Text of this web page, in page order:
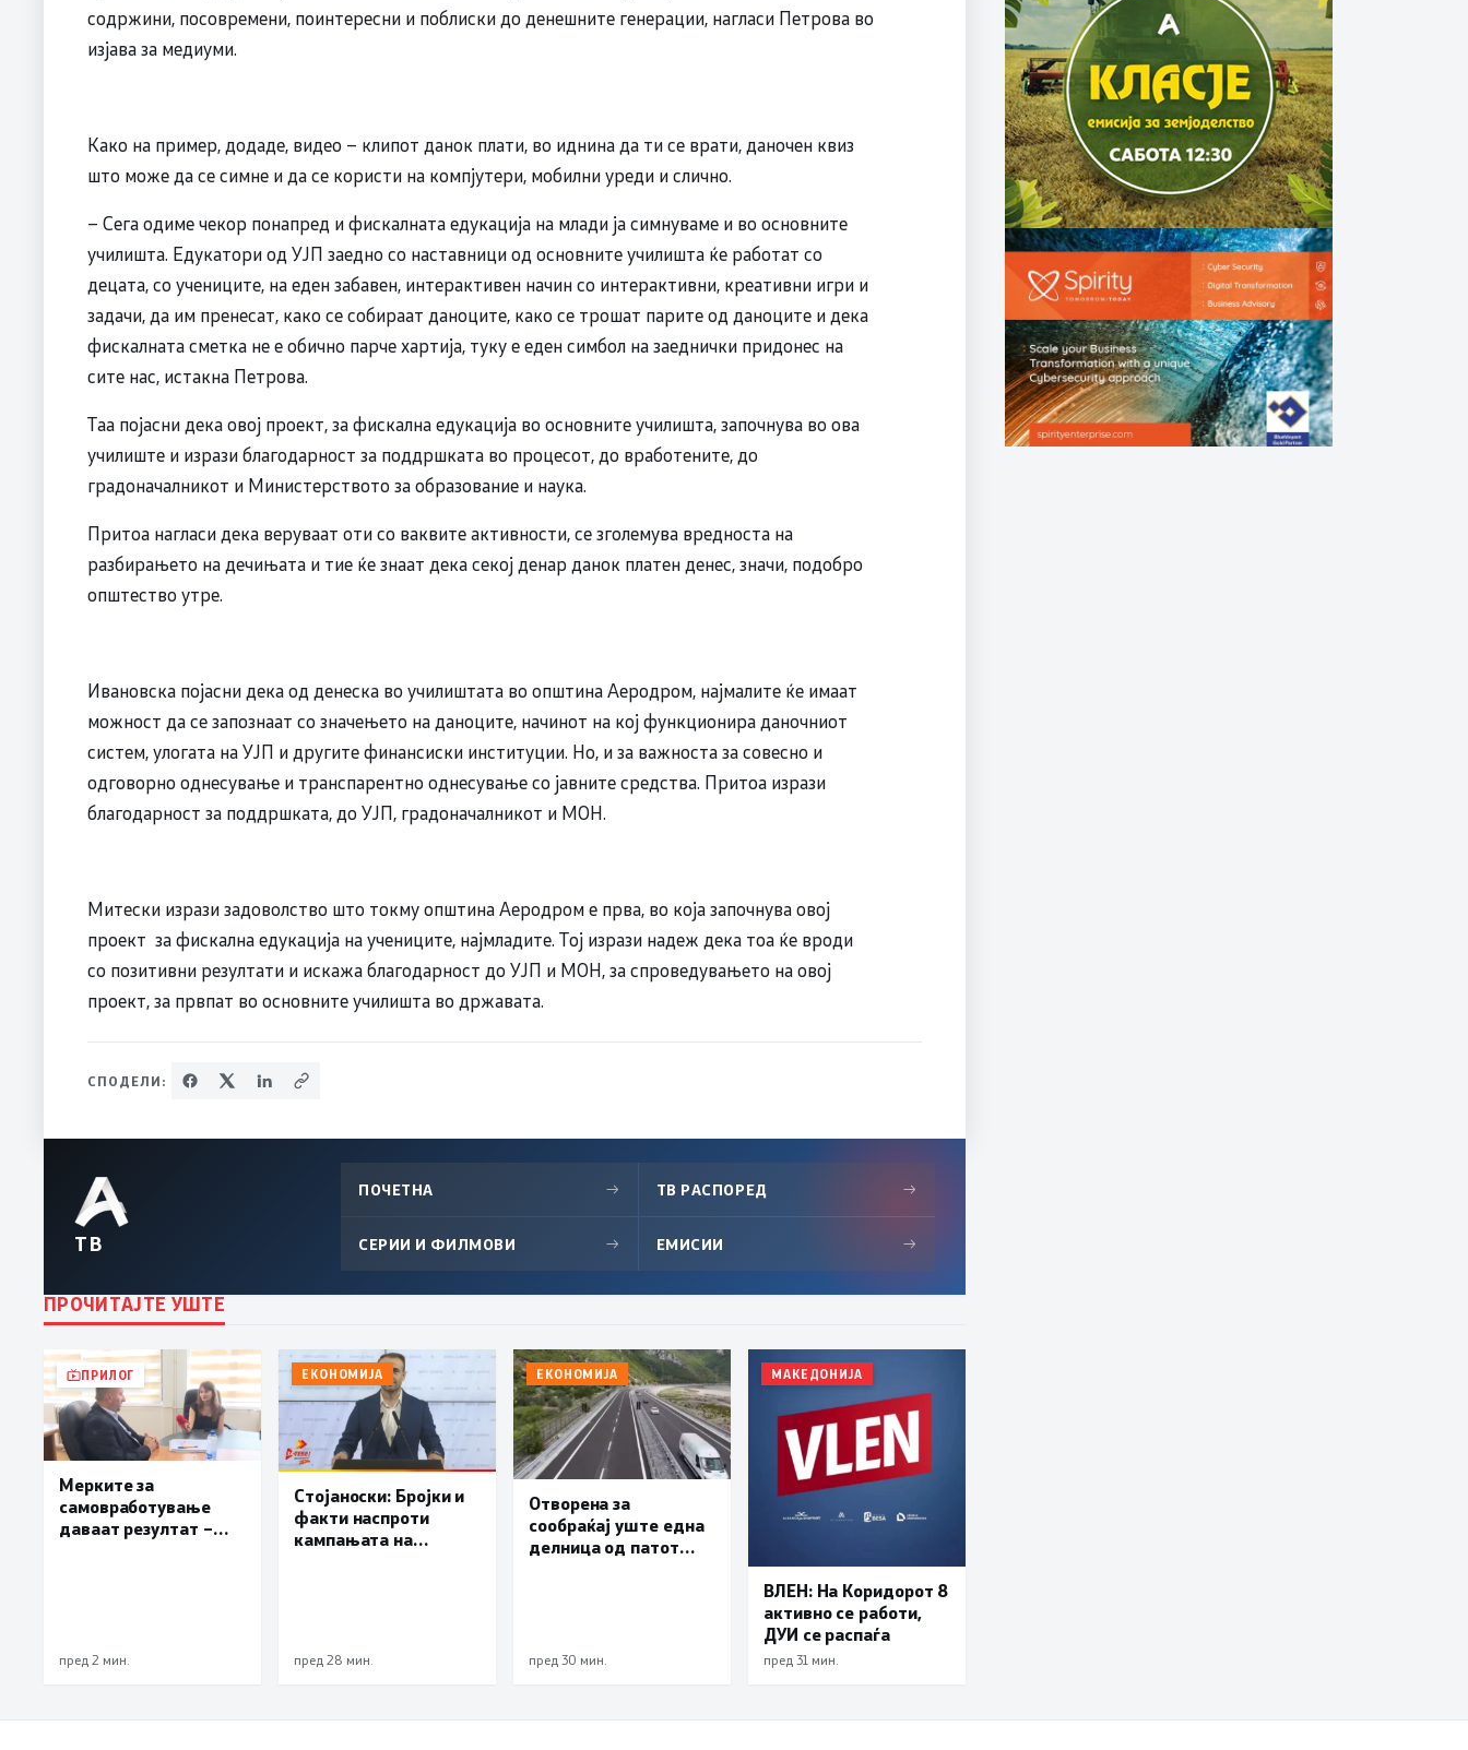
содржини, посовремени, поинтересни и поблиски до денешните генерации, нагласи Петрова во
изјава за медиуми.
Како на пример, додаде, видео – клипот данок плати, во иднина да ти се врати, даночен квиз
што може да се симне и да се користи на компјутери, мобилни уреди и слично.
– Сега одиме чекор понапред и фискалната едукација на млади ја симнуваме и во основните
училишта. Едукатори од УЈП заедно со наставници од основните училишта ќе работат со
децата, со учениците, на еден забавен, интерактивен начин со интерактивни, креативни игри и
задачи, да им пренесат, како се собираат даноците, како се трошат парите од даноците и дека
фискалната сметка не е обично парче хартија, туку е еден симбол на заеднички придонес на
сите нас, истакна Петрова.
Таа појасни дека овој проект, за фискална едукација во основните училишта, започнува во ова
училиште и изрази благодарност за поддршката во процесот, до вработените, до
градоначалникот и Министерството за образование и наука.
Притоа нагласи дека веруваат оти со ваквите активности, се зголемува вредноста на
разбирањето на дечињата и тие ќе знаат дека секој денар данок платен денес, значи, подобро
општество утре.
Ивановска појасни дека од денеска во училиштата во општина Аеродром, најмалите ќе имаат
можност да се запознаат со значењето на даноците, начинот на кој функционира даночниот
систем, улогата на УЈП и другите финансиски институции. Но, и за важноста за совесно и
одговорно однесување и транспарентно однесување со јавните средства. Притоа изрази
благодарност за поддршката, до УЈП, градоначалникот и МОН.
Митески изрази задоволство што токму општина Аеродром е прва, во која започнува овој
проект за фискална едукација на учениците, најмладите. Тој изрази надеж дека тоа ќе вроди
со позитивни резултати и искажа благодарност до УЈП и МОН, за спроведувањето на овој
проект, за првпат во основните училишта во државата.
СПОДЕЛИ:
ТВ
ПОЧЕТНА → ТВ РАСПОРЕД →
СЕРИИ И ФИЛМОВИ → ЕМИСИИ →
ПРОЧИТАЈТЕ УШТЕ
ПРИЛОГ
Мерките за
самовработување
даваат резултат –
пред 2 мин.
ЕКОНОМИЈА
Стојаноски: Бројки и
факти наспроти
кампањата на
пред 28 мин.
ЕКОНОМИЈА
Отворена за
сообраќај уште една
делница од патот
пред 30 мин.
МАКЕДОНИЈА
ВЛЕН: На Коридорот 8
активно се работи,
ДУИ се распаѓа
пред 31 мин.